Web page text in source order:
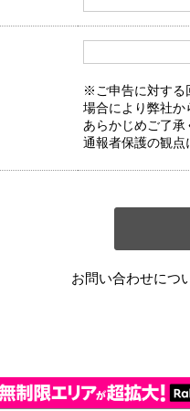
※ご申告に対する
場合により弊社か
あらかじめご了承
通報者保護の観点
お問い合わせにつ